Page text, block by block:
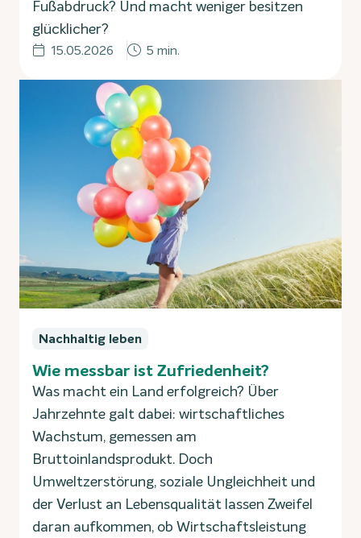
Fußabdruck? Und macht weniger besitzen
glücklicher?
15.05.2026 5 min.
Nachhaltig leben
Wie messbar ist Zufriedenheit?
Was macht ein Land erfolgreich? Über
Jahrzehnte galt dabei: wirtschaftliches
Wachstum, gemessen am
Bruttoinlandsprodukt. Doch
Umweltzerstörung, soziale Ungleichheit und
der Verlust an Lebensqualität lassen Zweifel
daran aufkommen, ob Wirtschaftsleistung